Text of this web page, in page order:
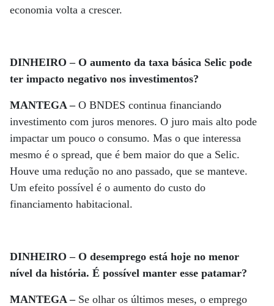
economia volta a crescer.
DINHEIRO – O aumento da taxa básica Selic pode
ter impacto negativo nos investimentos?
MANTEGA –O BNDES continua financiando
investimento com juros menores. O juro mais alto pode
impactar um pouco o consumo. Mas o que interessa
mesmo é o spread, que é bem maior do que a Selic.
Houve uma redução no ano passado, que se manteve.
Um efeito possível é o aumento do custo do
financiamento habitacional.
DINHEIRO – O desemprego está hoje no menor
nível da história. É possível manter esse patamar?
MANTEGA – Se olhar os últimos meses, o emprego